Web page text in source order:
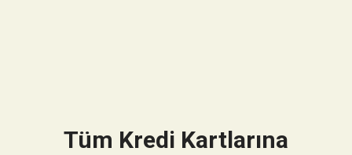
Tüm Kredi Kartlarına